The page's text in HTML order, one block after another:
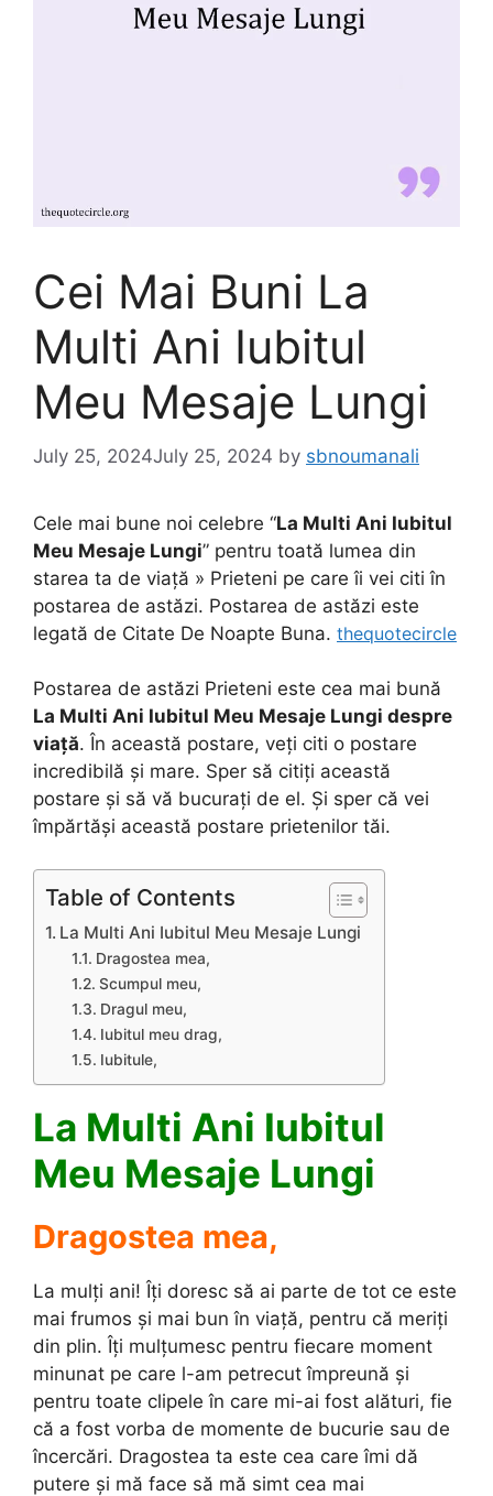
Cei Mai Buni La
Multi Ani Iubitul
Meu Mesaje Lungi
July 25, 2024July 25, 2024 by sbnoumanali
Cele mai bune noi celebre “La Multi Ani Iubitul
Meu Mesaje Lungi” pentru toată lumea din
starea ta de viață » Prieteni pe care îi vei citi în
postarea de astăzi. Postarea de astăzi este
legată de Citate De Noapte Buna. thequotecircle
Postarea de astăzi Prieteni este cea mai bună
La Multi Ani Iubitul Meu Mesaje Lungi despre
viață. În această postare, veți citi o postare
incredibilă și mare. Sper să citiți această
postare și să vă bucurați de el. Și sper că vei
împărtăși această postare prietenilor tăi.
Table of Contents
La Multi Ani Iubitul Meu Mesaje Lungi
Dragostea mea,
Scumpul meu,
Dragul meu,
Iubitul meu drag,
Iubitule,
La Multi Ani Iubitul
Meu Mesaje Lungi
Dragostea mea,
La mulți ani! Îți doresc să ai parte de tot ce este
mai frumos și mai bun în viață, pentru că meriți
din plin. Îți mulțumesc pentru fiecare moment
minunat pe care l-am petrecut împreună și
pentru toate clipele în care mi-ai fost alături, fie
că a fost vorba de momente de bucurie sau de
încercări. Dragostea ta este cea care îmi dă
putere și mă face să mă simt cea mai